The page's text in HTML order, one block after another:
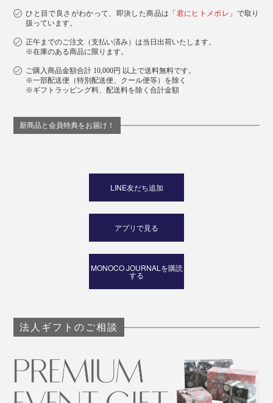
ひと目で良さがわかって、即決した商品は「 君にヒトメボレ 」で取り
扱っています。
正午までのご注文（支払い済み）は当日出荷いたします。
※在庫のある商品に限ります。
ご購入商品金額合計 10,000円 以上で送料無料です。
※一部配送便（特別配送便、クール便等）を除く
※ギフトラッピング料、配送料を除く合計金額
新商品と会員特典をお届け！
LINE友だち追加
アプリで見る
MONOCO JOURNALを購読
する
法人ギフトのご相談